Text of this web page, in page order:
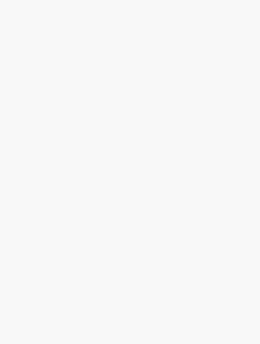
välilehdessä
Instagramissa
välilehdessä
Youtubessa
uudessa välilehdessä